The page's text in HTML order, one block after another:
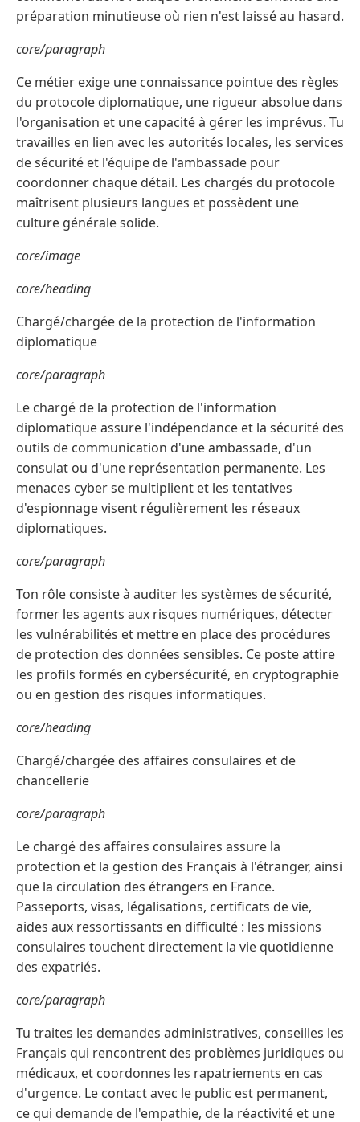
préparation minutieuse où rien n'est laissé au hasard.
core/paragraph
Ce métier exige une connaissance pointue des règles
du protocole diplomatique, une rigueur absolue dans
l'organisation et une capacité à gérer les imprévus. Tu
travailles en lien avec les autorités locales, les services
de sécurité et l'équipe de l'ambassade pour
coordonner chaque détail. Les chargés du protocole
maîtrisent plusieurs langues et possèdent une
culture générale solide.
core/image
core/heading
Chargé/chargée de la protection de l'information
diplomatique
core/paragraph
Le chargé de la protection de l'information
diplomatique assure l'indépendance et la sécurité des
outils de communication d'une ambassade, d'un
consulat ou d'une représentation permanente. Les
menaces cyber se multiplient et les tentatives
d'espionnage visent régulièrement les réseaux
diplomatiques.
core/paragraph
Ton rôle consiste à auditer les systèmes de sécurité,
former les agents aux risques numériques, détecter
les vulnérabilités et mettre en place des procédures
de protection des données sensibles. Ce poste attire
les profils formés en cybersécurité, en cryptographie
ou en gestion des risques informatiques.
core/heading
Chargé/chargée des affaires consulaires et de
chancellerie
core/paragraph
Le chargé des affaires consulaires assure la
protection et la gestion des Français à l'étranger, ainsi
que la circulation des étrangers en France.
Passeports, visas, légalisations, certificats de vie,
aides aux ressortissants en difficulté : les missions
consulaires touchent directement la vie quotidienne
des expatriés.
core/paragraph
Tu traites les demandes administratives, conseilles les
Français qui rencontrent des problèmes juridiques ou
médicaux, et coordonnes les rapatriements en cas
d'urgence. Le contact avec le public est permanent,
ce qui demande de l'empathie, de la réactivité et une